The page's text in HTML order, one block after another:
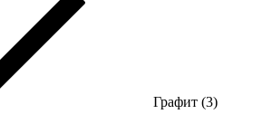
Графит (3)